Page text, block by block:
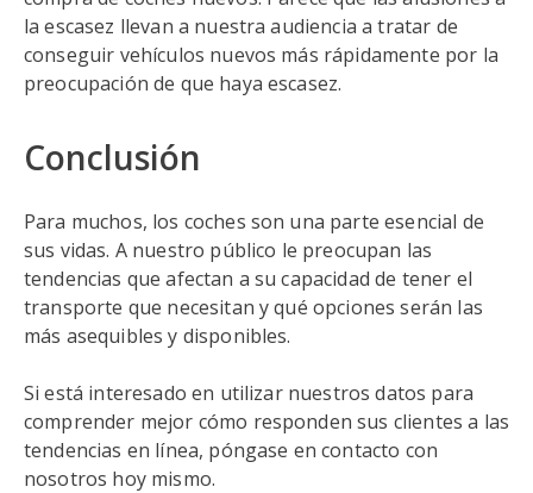
la escasez llevan a nuestra audiencia a tratar de
conseguir vehículos nuevos más rápidamente por la
preocupación de que haya escasez.
Conclusión
Para muchos, los coches son una parte esencial de
sus vidas. A nuestro público le preocupan las
tendencias que afectan a su capacidad de tener el
transporte que necesitan y qué opciones serán las
más asequibles y disponibles.
Si está interesado en utilizar nuestros datos para
comprender mejor cómo responden sus clientes a las
tendencias en línea, póngase en contacto con
nosotros hoy mismo.